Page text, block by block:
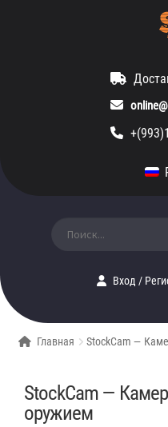
Вход/
Главная
StockCam —
StockCam —
оружием